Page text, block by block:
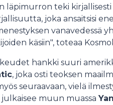
läpimurron teki
joka ansaitsisi
vanavedessä
käsiin", toteaa
hankki suuri
, joka osti teoksen
seuraavaan, vielä
muun muassa